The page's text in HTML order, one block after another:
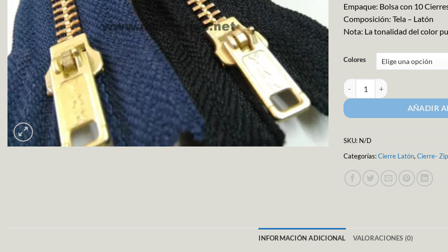
Empaque: Bolsa con 10
Composición: Tela – Latón
Nota: La tonalidad del color
Colores
Cierre Latón 25 cms cantidad
AÑADIR
SKU: N/D
Categorías:Cierre Latón, Cierre-
INFORMACIÓN ADICIONAL VALORACIONES (0)